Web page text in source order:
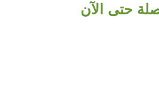
حتى الآن